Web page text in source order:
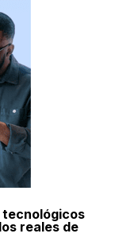
tecnológicos
reales de